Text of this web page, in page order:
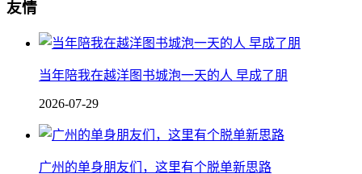
友情
当年陪我在越洋图书城泡一天的人 早成了朋
2026-07-29
广州的单身朋友们，这里有个脱单新思路